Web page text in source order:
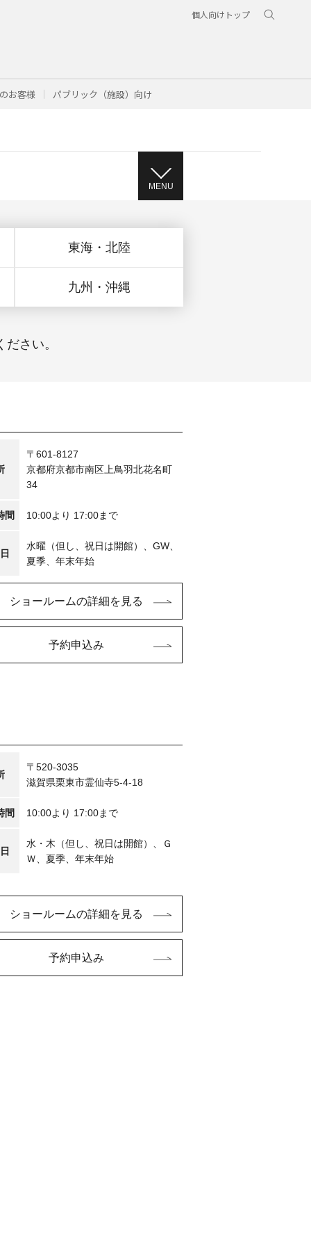
個人向けトップ
お客様 パブリック（施設）向け
MENU
東海・北陸
九州・沖縄
さい。
〒601-8127
京都府京都市南区上鳥羽北花名町
34
間 10:00より 17:00まで
水曜（但し、祝日は開館）、GW、
夏季、年末年始
ショールームの詳細を見る
予約申込み
〒520-3035
滋賀県栗東市霊仙寺5-4-18
間 10:00より 17:00まで
水・木（但し、祝日は開館）、Ｇ
Ｗ、夏季、年末年始
ショールームの詳細を見る
予約申込み